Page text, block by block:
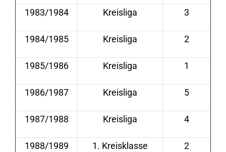
1983/1984 Kreisliga 3
1984/1985 Kreisliga 2
1985/1986 Kreisliga 1
1986/1987 Kreisliga 5
1987/1988 Kreisliga 4
1988/1989 1. Kreisklasse 2